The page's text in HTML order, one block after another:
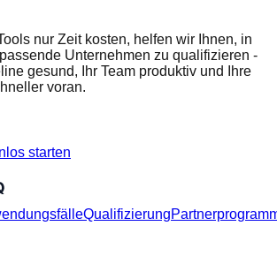
nur Zeit kosten, helfen wir Ihnen, in
Unternehmen zu qualifizieren -
gesund, Ihr Team produktiv und Ihre
voran.
starten
Qualifizierung